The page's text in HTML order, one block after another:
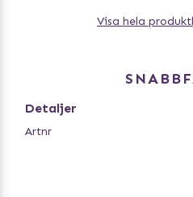
Överdraget kan tvättas i
Visa hela
Detaljer
Artnr